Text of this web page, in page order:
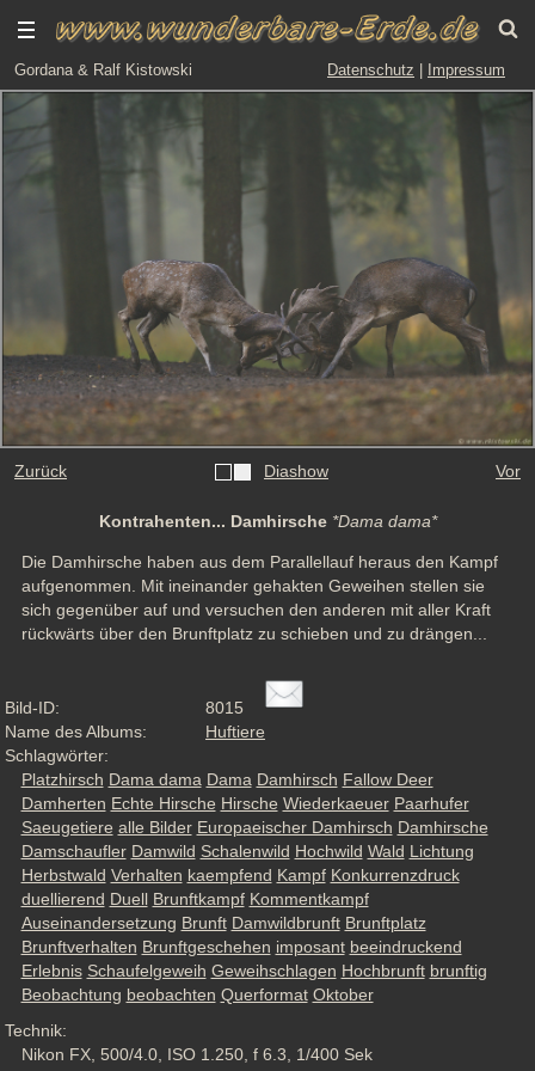
Gordana & Ralf Kistowski Datenschutz Impressum
Zurück Diashow Vor
Kontrahenten... Damhirsche *Dama dama*
Die Damhirsche haben aus dem Parallellauf heraus den Kampf
aufgenommen. Mit ineinander gehakten Geweihen stellen sie
sich gegenüber auf und versuchen den anderen mit aller Kraft
rückwärts über den Brunftplatz zu schieben und zu drängen...
Bild-ID:
8015
Name des Albums:
Huftiere
Schlagwörter:
Platzhirsch Dama dama Dama Damhirsch Fallow Deer
Damherten Echte Hirsche Hirsche Wiederkaeuer Paarhufer
Saeugetiere alle Bilder Europaeischer Damhirsch Damhirsche
Damschaufler Damwild Schalenwild Hochwild Wald Lichtung
Herbstwald Verhalten kaempfend Kampf Konkurrenzdruck
duellierend Duell Brunftkampf Kommentkampf
Auseinandersetzung Brunft Damwildbrunft Brunftplatz
Brunftverhalten Brunftgeschehen imposant beeindruckend
Erlebnis Schaufelgeweih Geweihschlagen Hochbrunft brunftig
Beobachtung beobachten Querformat Oktober
Technik:
Nikon FX, 500/4.0, ISO 1.250, f 6.3, 1/400 Sek